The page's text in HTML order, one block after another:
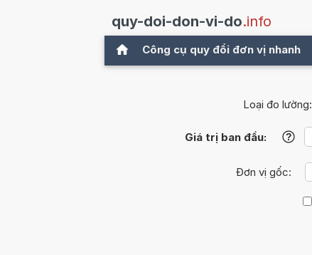
quy-doi-don-vi-do.info
Công cụ quy đổi đơn vị nhanh
Loại đo lường:
Giá trị ban đầu: ?
Đơn vị gốc: